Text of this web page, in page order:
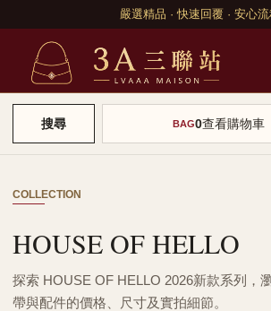
嚴選精品 · 快速回覆 · 安心流
搜尋 BAG0查看購物車
COLLECTION
HOUSE OF HELLO
探索 HOUSE OF HELLO 2026新款系列，
帶與配件的價格、尺寸及實拍細節。